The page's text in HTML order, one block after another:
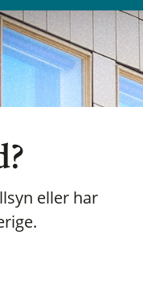
eller har